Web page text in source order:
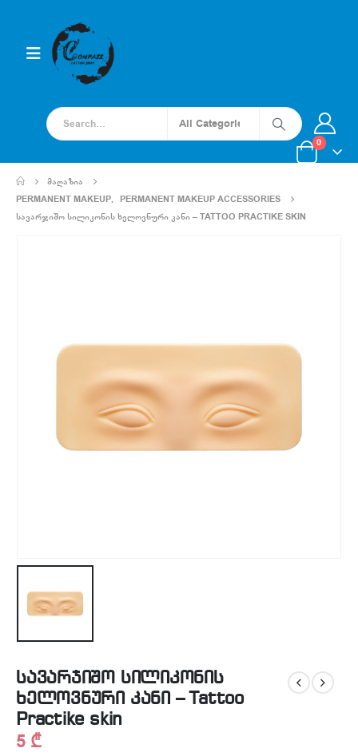
0
ᲛᲐᲦᲐᲖᲘᲐ
PERMANENT MAKEUP, PERMANENT MAKEUP ACCESSORIES
ᲡᲐᲕᲐᲠᲯᲘᲨᲝ ᲡᲘᲚᲘᲙᲝᲜᲘᲡ ᲮᲔᲚᲝᲕᲜᲣᲠᲘ ᲙᲐᲜᲘ – TATTOO PRACTIKE SKIN
სავარჯიშო სილიკონის
ხელოვნური კანი – Tattoo
Practike skin
5 ₾